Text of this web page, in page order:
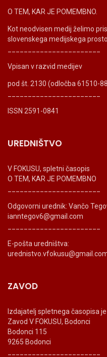
O TEM, KAR JE POMEMBNO.
Kot neodvisen medij želimo
slovenskega medijskega
Vpisan v razvid medijev
pod št. 2130 (odločba 61510-
ISSN 2591-0841
UREDNIŠTVO
V FOKUSU, spletni časopis
O TEM, KAR JE POMEMBNO
Odgovorni urednik: Vančo
ianntegov6@gmail.com
E-pošta uredništva:
ZAVOD
Izdajatelj spletnega časopisa je
Zavod V FOKUSU, Bodonci
Bodonci 115
9265 Bodonci